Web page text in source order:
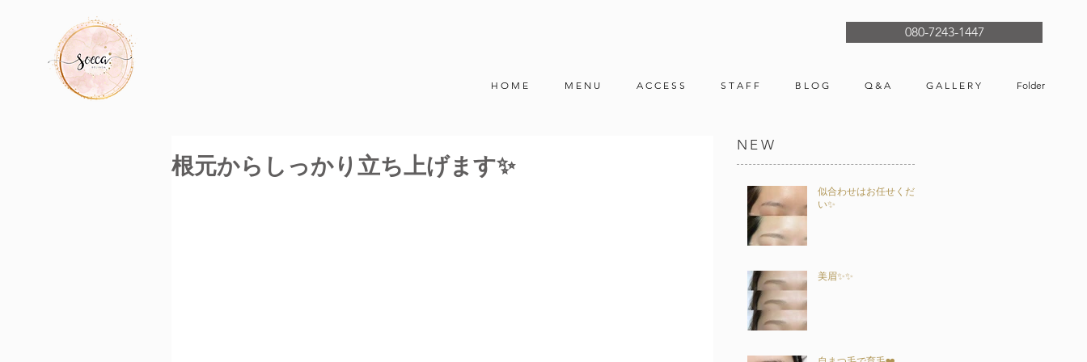
080-7243-1447
H O M E M E N U A C C E S S S T A F F B L O G Q & A G A L L E R Y Folder
根元からしっかり立ち上げます✨
NEW
似合わせはお任せくださ
い✨
美眉✨✨